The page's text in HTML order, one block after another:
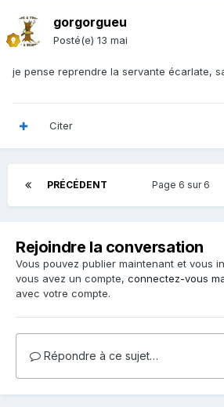
gorgorgueu
Posté(e) 13 mai
je pense reprendre la servante écarlate,
Citer
PRÉCÉDENT Page 6 sur 6
Rejoindre la conversation
Vous pouvez publier maintenant et vous
vous avez un compte, connectez-vous
avec votre compte.
Répondre à ce sujet…